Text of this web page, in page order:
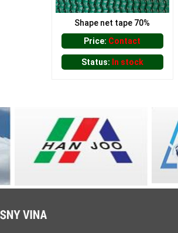
Shape net tape 70%
Price: Contact
Status: In stock